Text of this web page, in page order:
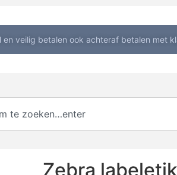
en veilig betalen ook achteraf betalen met
Zebra